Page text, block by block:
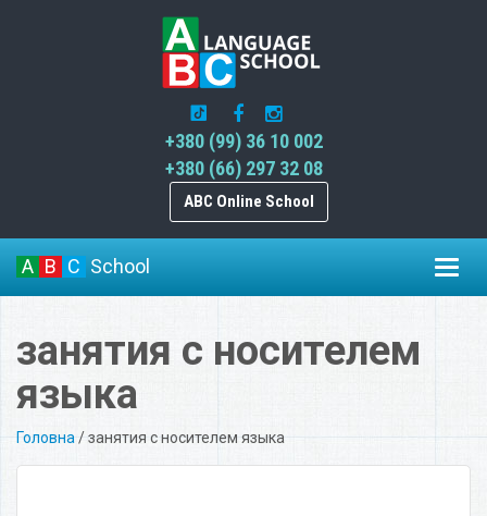
+380 (99) 36 10 002
+380 (66) 297 32 08
ABC Online School
A B C School
занятия с носителем
языка
Головна /занятия с носителем языка